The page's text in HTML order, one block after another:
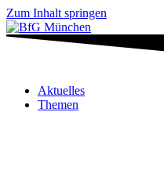
Zum Inhalt springen
Aktuelles
Themen